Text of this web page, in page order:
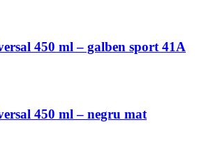
450 ml – galben sport 41A
450 ml – negru mat